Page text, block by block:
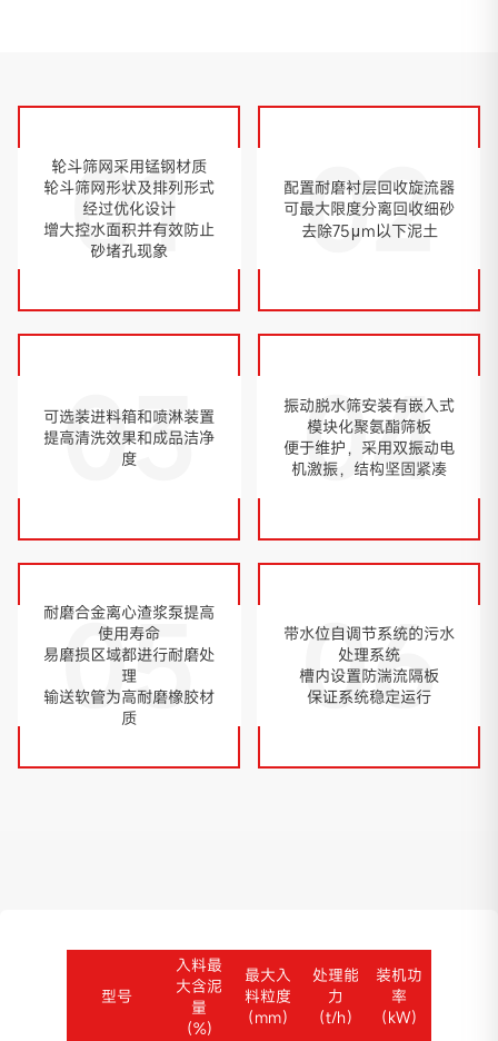
01
轮斗筛网采用锰钢材质
轮斗筛网形状及排列形式
经过优化设计
增大控水面积并有效防止
砂堵孔现象
02
配置耐磨衬层回收旋流器
可最大限度分离回收细砂
去除75μm以下泥土
03
可选装进料箱和喷淋装置
提高清洗效果和成品洁净
度
04
振动脱水筛安装有嵌入式
模块化聚氨酯筛板
便于维护，采用双振动电
机激振，结构坚固紧凑
05
耐磨合金离心渣浆泵提高
使用寿命
易磨损区域都进行耐磨处
理
输送软管为高耐磨橡胶材
质
06
带水位自调节系统的污水
处理系统
槽内设置防湍流隔板
保证系统稳定运行
型号
入料最
大含泥
量
（%）
最大入
料粒度
（mm）
处理能
力
（t/h）
装机功
率
（kW）